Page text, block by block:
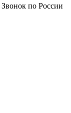
Звонок по России